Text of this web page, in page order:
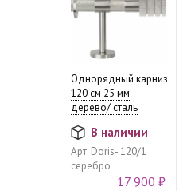
Однорядный карниз
120 см 25 мм
дерево/ сталь
В наличии
Арт.Doris- 120/1
серебро
17 900 ₽